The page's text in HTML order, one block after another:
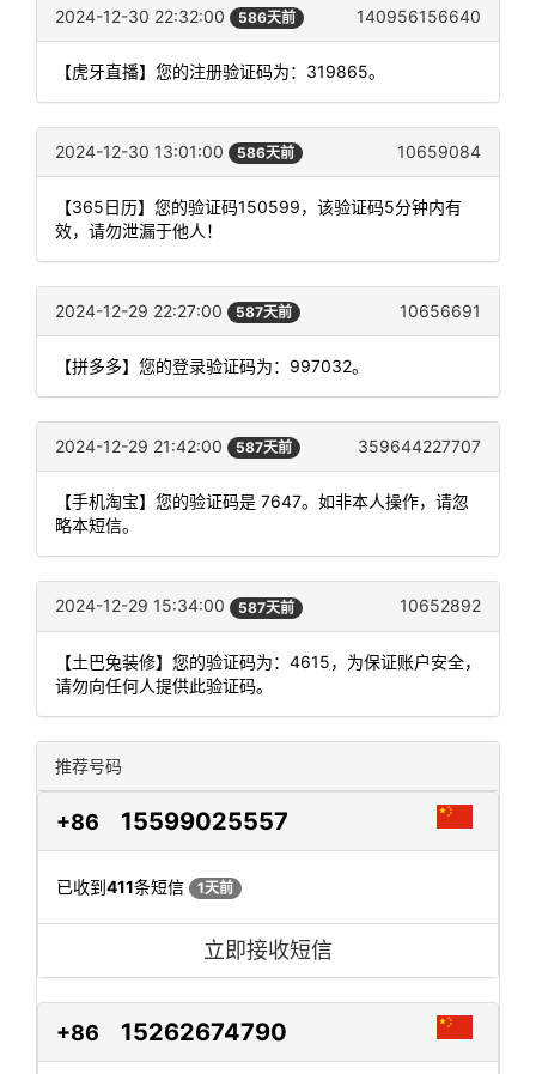
2024-12-30 22:32:00 586天前 140956156640
【虎牙直播】您的注册验证码为：319865。
2024-12-30 13:01:00 586天前 10659084
【365日历】您的验证码150599，该验证码5分钟内有
效，请勿泄漏于他人！
2024-12-29 22:27:00 587天前 10656691
【拼多多】您的登录验证码为：997032。
2024-12-29 21:42:00 587天前 359644227707
【手机淘宝】您的验证码是 7647。如非本人操作，请忽
略本短信。
2024-12-29 15:34:00 587天前 10652892
【土巴兔装修】您的验证码为：4615，为保证账户安全，
请勿向任何人提供此验证码。
推荐号码
+86 15599025557
已收到411条短信 1天前
立即接收短信
+86 15262674790